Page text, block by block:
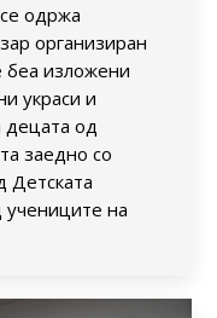
одржа
организиран
беа изложени
украси и
децата од
заедно со
Детската
учениците на